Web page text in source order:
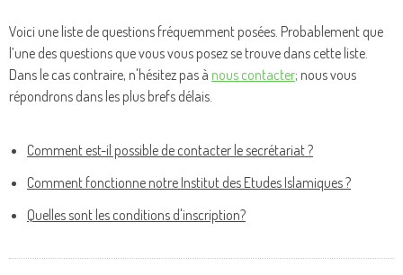
Voici une liste de questions fréquemment posées. Probablement que
l’une des questions que vous vous posez se trouve dans cette liste.
Dans le cas contraire, n'hésitez pas à nous contacter; nous vous
répondrons dans les plus brefs délais.
Comment est-il possible de contacter le secrétariat ?
Comment fonctionne notre Institut des Etudes Islamiques ?
Quelles sont les conditions d'inscription?